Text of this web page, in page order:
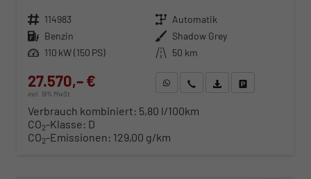
Fahrzeugnr. 114983 Getriebe Automatik
Kraftstoff Benzin Außenfarbe Shadow Grey
Leistung 110 kW (150 PS) Kilometerstand 50 km
27.570,– €
incl. 19% MwSt.
WhatsApp anfragen
Wir rufen Sie anFahrzeugexposé (PDF)
Verbrauch kombiniert: 5,80 l/100km
CO2-Klasse: D
CO2-Emissionen: 129,00 g/km